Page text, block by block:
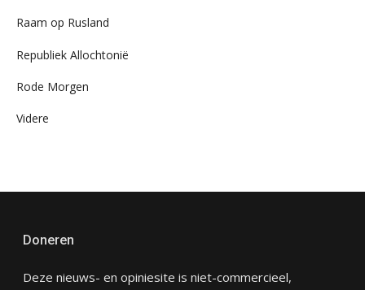
Raam op Rusland
Republiek Allochtonië
Rode Morgen
Videre
Doneren
Deze nieuws- en opiniesite is niet-commercieel,